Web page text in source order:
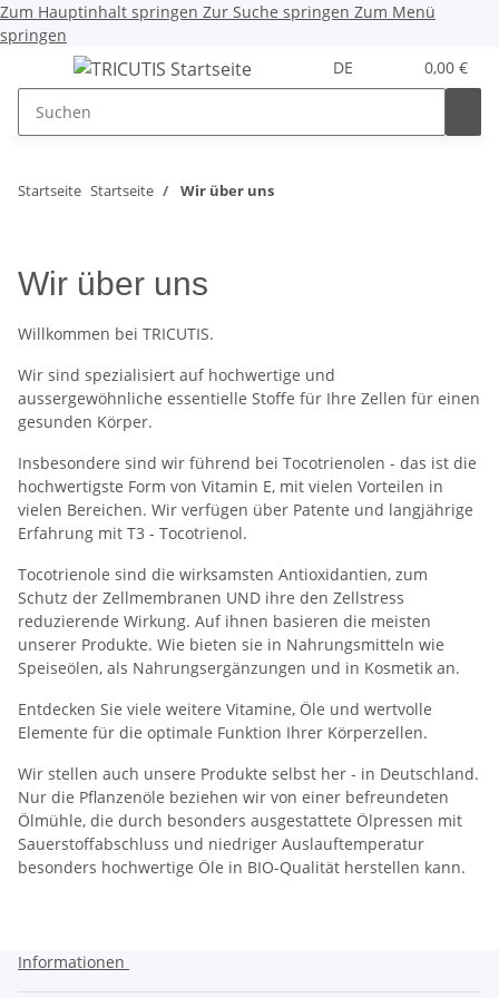
Zum Hauptinhalt springen Zur Suche springen Zum Menü
springen
DE
0,00 €
Startseite Startseite Wir über uns
Wir über uns
Willkommen bei TRICUTIS.
Wir sind spezialisiert auf hochwertige und
aussergewöhnliche essentielle Stoffe für Ihre Zellen für einen
gesunden Körper.
Insbesondere sind wir führend bei Tocotrienolen - das ist die
hochwertigste Form von Vitamin E, mit vielen Vorteilen in
vielen Bereichen. Wir verfügen über Patente und langjährige
Erfahrung mit T3 - Tocotrienol.
Tocotrienole sind die wirksamsten Antioxidantien, zum
Schutz der Zellmembranen UND ihre den Zellstress
reduzierende Wirkung. Auf ihnen basieren die meisten
unserer Produkte. Wie bieten sie in Nahrungsmitteln wie
Speiseölen, als Nahrungsergänzungen und in Kosmetik an.
Entdecken Sie viele weitere Vitamine, Öle und wertvolle
Elemente für die optimale Funktion Ihrer Körperzellen.
Wir stellen auch unsere Produkte selbst her - in Deutschland.
Nur die Pflanzenöle beziehen wir von einer befreundeten
Ölmühle, die durch besonders ausgestattete Ölpressen mit
Sauerstoffabschluss und niedriger Auslauftemperatur
besonders hochwertige Öle in BIO-Qualität herstellen kann.
Informationen